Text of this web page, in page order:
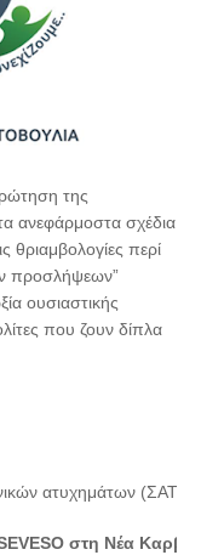
της
ανεφάρμοστα σχέδια
περί
προσλήψεων”
ουσιαστικής
που ζουν δίπλα
ατυχημάτων
στη Νέα